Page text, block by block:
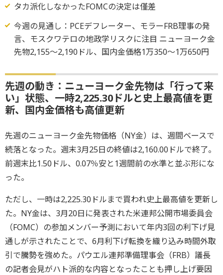
タカ派化しなかったFOMCの決定は僅差
今週の見通し：PCEデフレーター、モラーFRB理事の発
言、モスクワテロの地政学リスクに注目 ニューヨーク金
先物2,155～2,190ドル、国内金価格1万350～1万650円
先週の動き：ニューヨーク金先物は「行って来
い」状態、一時2,225.30ドルと史上最高値を更
新、国内金価格も高値更新
先週のニューヨーク金先物価格（NY金）は、週間ベースで
続落となった。週末3月25日の終値は2,160.00ドルで終了。
前週末比1.50ドル、0.07％安と1週間前の水準と並ぶ形にな
った。
ただし、一時は2,225.30ドルまで買われ史上最高値を更新し
た。NY金は、3月20日に発表された米連邦公開市場委員会
（FOMC）の参加メンバー予測において年内3回の利下げ見
通しが示されたことで、6月利下げ転換を織り込み時間外取
引で騰勢を強めた。パウエル連邦準備理事会（FRB）議長
の記者会見がハト派的な内容となったことも押し上げ要因